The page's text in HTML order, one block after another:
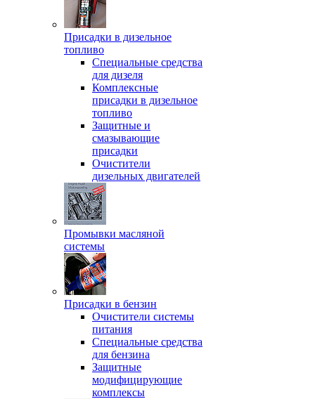
Присадки в дизельное
топливо
Спeциальные средства
для дизеля
Комплексные
присадки в дизельное
топливо
Защитные и
смазывающие
присадки
Очистители
дизельных двигателей
Промывки масляной
системы
Присадки в бензин
Очистители системы
питания
Специальные срeдства
для бензина
Защитные
модифицирующие
комплексы